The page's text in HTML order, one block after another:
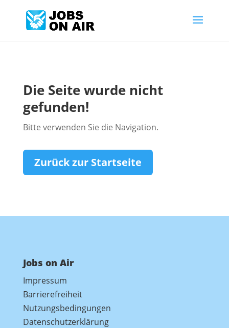
Die Seite wurde nicht
gefunden!
Bitte verwenden Sie die Navigation.
Zurück zur Startseite
Jobs on Air
Impressum
Barrierefreiheit
Nutzungsbedingungen
Datenschutzerklärung